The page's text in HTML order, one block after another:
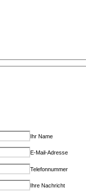
Ihr Name
E-Mail-Adresse
Telefonnummer
Ihre Nachricht